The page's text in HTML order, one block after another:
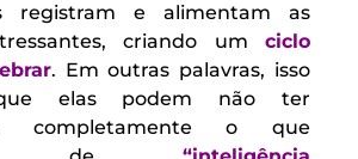
registram e alimentam as
criando um ciclo
. Em outras palavras, isso
elas podem não ter
completamente o que